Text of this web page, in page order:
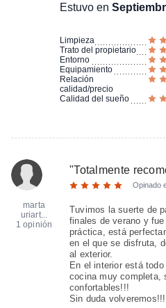
Estuvo en
Limpieza
Trato del propietario
Entorno
Equipamiento
Relación
calidad/precio
Calidad del sueño
marta
uriart...
1 opinión
"Totalmente
Opinado
Tuvimos la suerte de
finales de verano y
práctica, está
en el que se disfruta,
al exterior.
En el interior está
cocina muy completa,
confortables!!!
Sin duda volveremos!!!